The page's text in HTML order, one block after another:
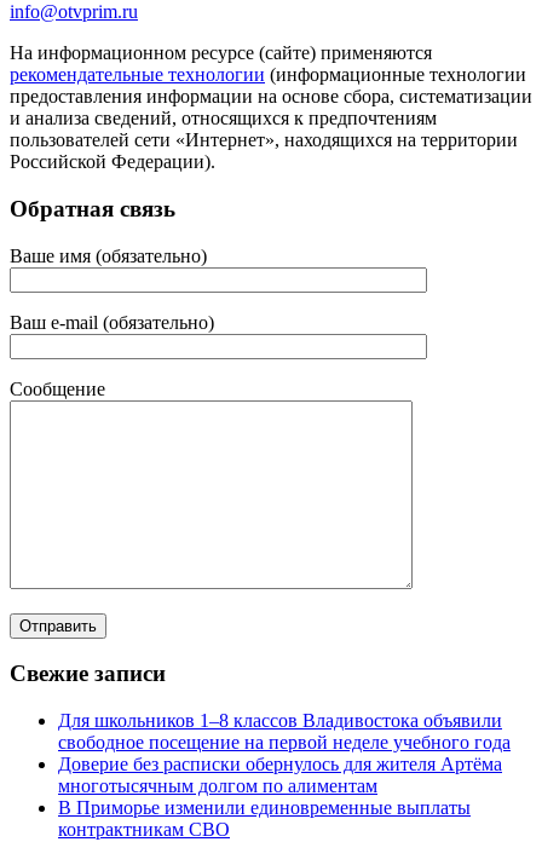
info@otvprim.ru
На информационном ресурсе (сайте) применяются
рекомендательные технологии (информационные технологии
предоставления информации на основе сбора, систематизации
и анализа сведений, относящихся к предпочтениям
пользователей сети «Интернет», находящихся на территории
Российской Федерации).
Обратная связь
Ваше имя (обязательно)
Ваш e-mail (обязательно)
Сообщение
Свежие записи
Для школьников 1–8 классов Владивостока объявили
свободное посещение на первой неделе учебного года
Доверие без расписки обернулось для жителя Артёма
многотысячным долгом по алиментам
В Приморье изменили единовременные выплаты
контрактникам СВО